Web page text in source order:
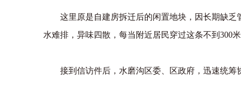
这里原是自建房拆迁后的闲置地块，因长期缺乏
水难排，异味四散，每当附近居民穿过这条不到300
接到信访件后，水磨沟区委、区政府，迅速统筹